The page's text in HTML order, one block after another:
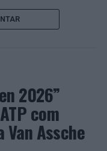
e das detenções
e preventiva
DESTAQUE
2026”
com
Assche